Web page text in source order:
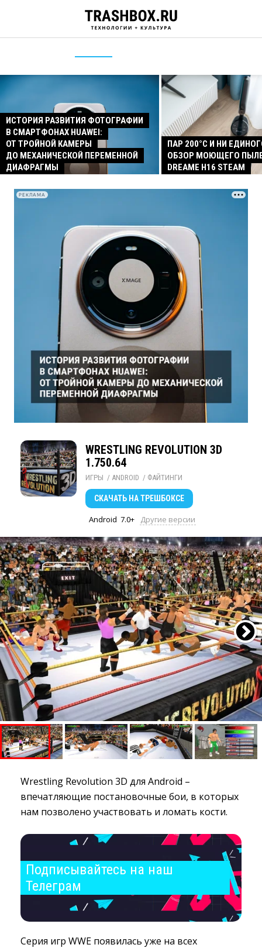
ИСТОРИЯ РАЗВИТИЯ ФОТОГРАФИИ
В СМАРТФОНАХ HUAWEI:
ОТ ТРОЙНОЙ КАМЕРЫ
ДО МЕХАНИЧЕСКОЙ ПЕРЕМЕННОЙ
ДИАФРАГМЫ
ПАР 200°C И НИ
ОБЗОР МОЮЩЕГО
DREAME H16 STEAM
РЕКЛАМА
WRESTLING REVOLUTION 3D
1.750.64
ИГРЫ / ANDROID / ФАЙТИНГИ
СКАЧАТЬ НА ТРЕШБОКСЕ
Android 7.0+ Другие версии
Wrestling Revolution 3D для Android –
впечатляющие постановочные бои, в которых
нам позволено участвовать и ломать кости.
Подписывайтесь на наш
Телеграм
Серия игр WWE появилась уже на всех